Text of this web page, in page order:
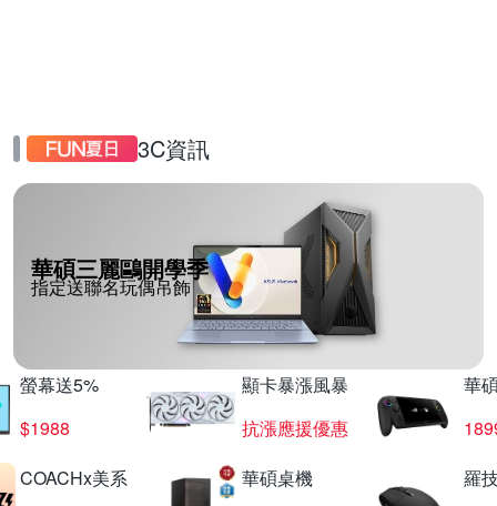
3C資訊
華碩三麗鷗開學季
指定送聯名玩偶吊飾
螢幕送5%
$1988
顯卡暴漲風暴
抗漲應援優惠
華
COACHx美系
華碩桌機
羅